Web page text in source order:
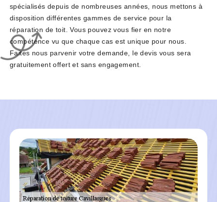
spécialisés depuis de nombreuses années, nous mettons à
disposition différentes gammes de service pour la
réparation de toit. Vous pouvez vous fier en notre
compétence vu que chaque cas est unique pour nous.
Faites nous parvenir votre demande, le devis vous sera
gratuitement offert et sans engagement.